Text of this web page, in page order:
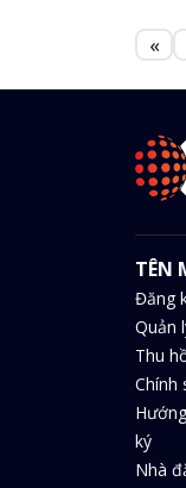
«
TÊN
Đăng
Quản
Thu
Chính
ký
Nhà